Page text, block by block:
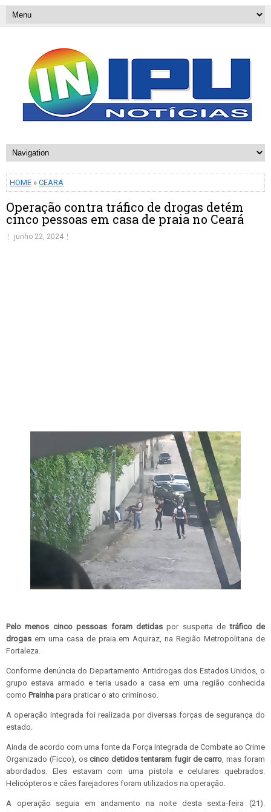
HOME » CEARA
Operação contra tráfico de drogas detém
cinco pessoas em casa de praia no Ceará
junho 22, 2024
Pelo menos cinco pessoas foram detidas por suspeita de tráfico de
drogas em uma casa de praia em Aquiraz, na Região Metropolitana de
Fortaleza.
Conforme denúncia do Departamento Antidrogas dos Estados Unidos, o
grupo estava armado e teria usado a casa em uma região conhecida
como Prainha para praticar o ato criminoso.
A operação integrada foi realizada por diversas forças de segurança do
estado.
Ainda de acordo com uma fonte da Força Integrada de Combate ao Crime
Organizado (Ficco), oscinco detidos tentaram fugir de carro, mas foram
abordados. Eles estavam com uma pistola e celulares quebrados.
Helicópteros e cães farejadores foram utilizados na operação.
A operação seguia em andamento na noite desta sexta-feira (21).